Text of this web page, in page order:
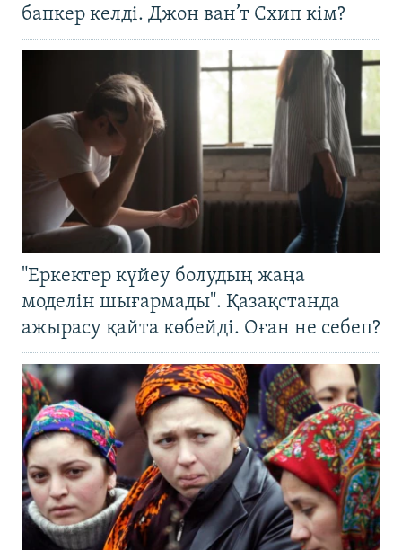
бапкер келді. Джон ван’т Схип кім?
"Еркектер күйеу болудың жаңа
моделін шығармады". Қазақстанда
ажырасу қайта көбейді. Оған не себеп?